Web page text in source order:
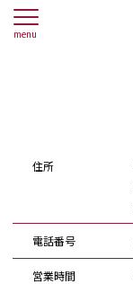
menu
住所
電話番号
営業時間